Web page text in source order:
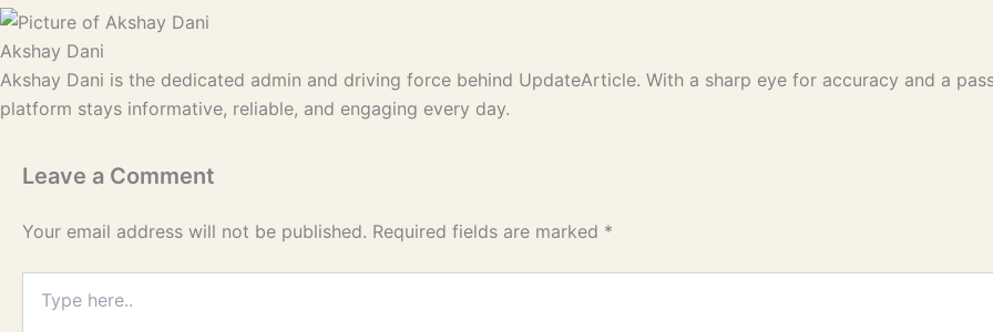
Akshay Dani
Akshay Dani is the dedicated admin and driving force behind UpdateArticle. With a sharp eye for accuracy and a
platform stays informative, reliable, and engaging every day.
Leave a Comment
Your email address will not be published. Required fields are marked *
here..